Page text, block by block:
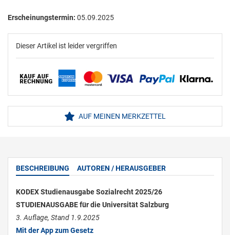
Erscheinungstermin: 05.09.2025
Dieser Artikel ist leider vergriffen
AUF MEINEN MERKZETTEL
BESCHREIBUNG AUTOREN / HERAUSGEBER
KODEX Studienausgabe Sozialrecht 2025/26
STUDIENAUSGABE für die Universität Salzburg
3. Auflage, Stand 1.9.2025
Mit der App zum Gesetz